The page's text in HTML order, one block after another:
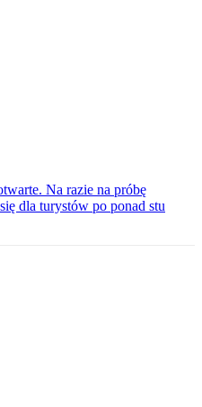
Na razie na próbę
dla turystów po ponad stu